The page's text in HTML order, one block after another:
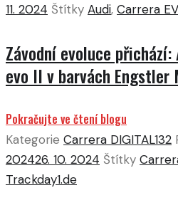
11. 2024 Štítky Audi, Carrera
Závodní evoluce přichází:
evo II v barvách
Pokračujte ve čtení blogu
Kategorie Carrera DIGITAL132
202426. 10. 2024 Štítky
Trackday1.de